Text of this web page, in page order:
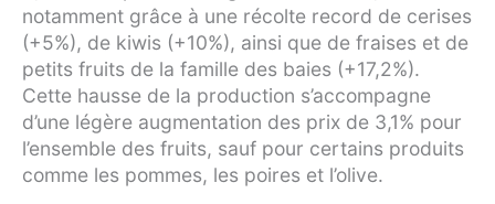
notamment grâce à une récolte record de cerises
(+5%), de kiwis (+10%), ainsi que de fraises et de
petits fruits de la famille des baies (+17,2%).
Cette hausse de la production s’accompagne
d’une légère augmentation des prix de 3,1% pour
l’ensemble des fruits, sauf pour certains produits
comme les pommes, les poires et l’olive.